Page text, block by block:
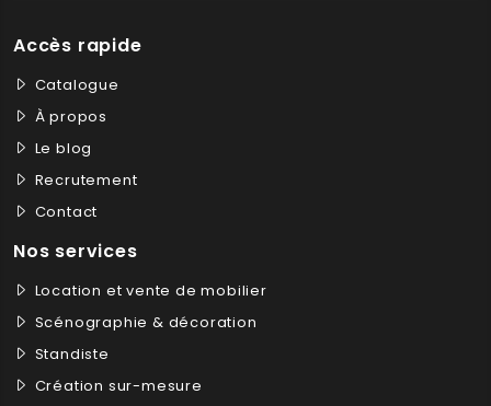
Accès rapide
Catalogue
À propos
Le blog
Recrutement
Contact
Nos services
Location et vente de mobilier
Scénographie & décoration
Standiste
Création sur-mesure